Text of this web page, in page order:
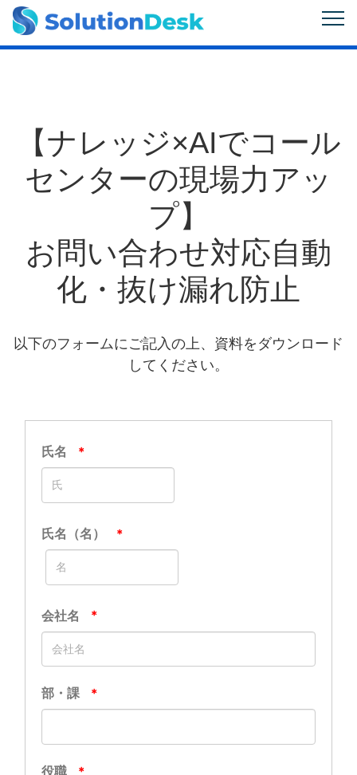
【ナレッジ×AIでコール
センターの現場力アッ
プ】
お問い合わせ対応自動
化・抜け漏れ防止
以下のフォームにご記入の上、資料をダウンロード
してください。